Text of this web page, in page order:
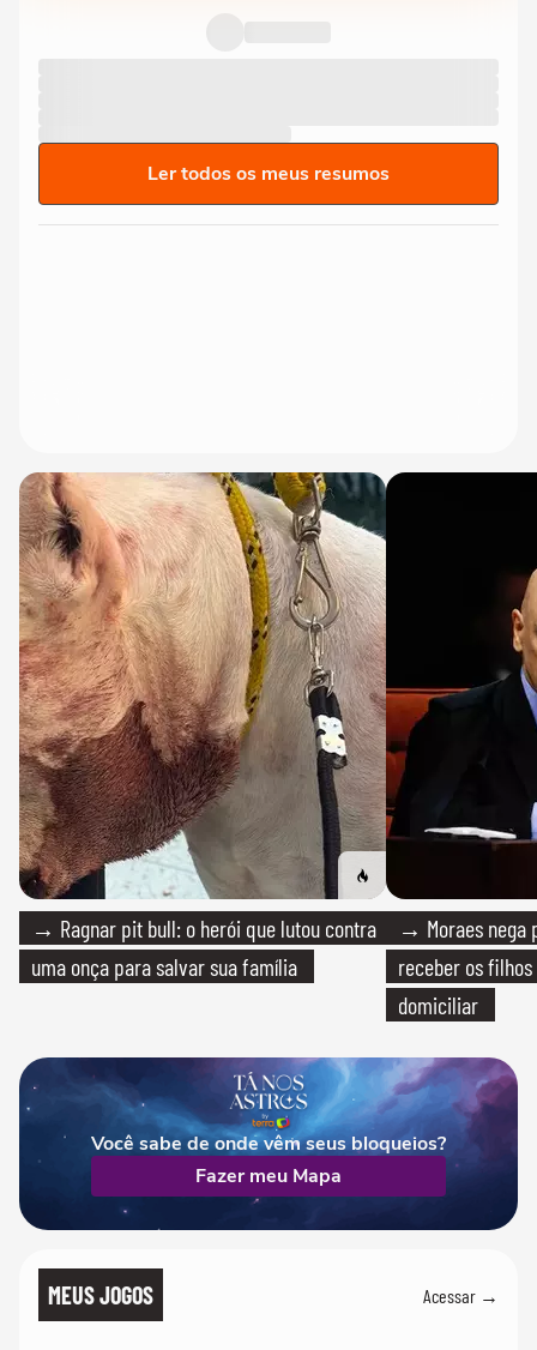
Ler todos os meus resumos
→ Ragnar pit bull: o herói que lutou contra
uma onça para salvar sua família
→ Moraes nega
receber os filhos
domiciliar
Você sabe de onde vêm seus bloqueios?
Fazer meu Mapa
MEUS JOGOS Acessar →